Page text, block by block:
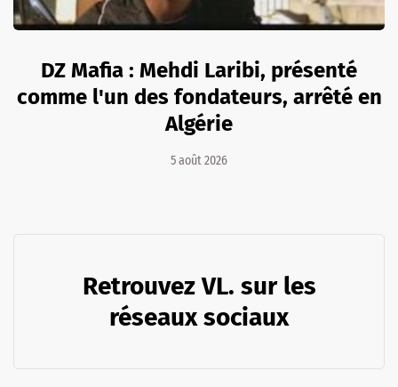
DZ Mafia : Mehdi Laribi, présenté
comme l'un des fondateurs, arrêté en
Algérie
5 août 2026
Retrouvez VL. sur les
réseaux sociaux